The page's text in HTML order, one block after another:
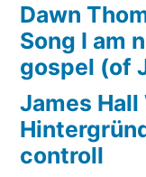
Dawn
Song I am
gospel (of
James Hall
controll